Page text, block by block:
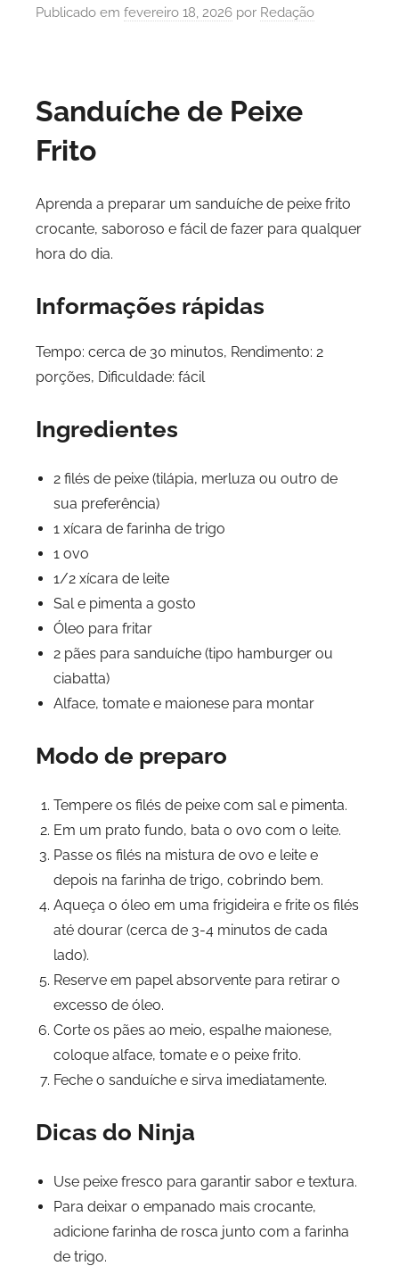
Publicado em fevereiro 18, 2026 por Redação
Sanduíche de Peixe
Frito
Aprenda a preparar um sanduíche de peixe frito
crocante, saboroso e fácil de fazer para qualquer
hora do dia.
Informações rápidas
Tempo: cerca de 30 minutos, Rendimento: 2
porções, Dificuldade: fácil
Ingredientes
2 filés de peixe (tilápia, merluza ou outro de
sua preferência)
1 xícara de farinha de trigo
1 ovo
1/2 xícara de leite
Sal e pimenta a gosto
Óleo para fritar
2 pães para sanduíche (tipo hamburger ou
ciabatta)
Alface, tomate e maionese para montar
Modo de preparo
Tempere os filés de peixe com sal e pimenta.
Em um prato fundo, bata o ovo com o leite.
Passe os filés na mistura de ovo e leite e
depois na farinha de trigo, cobrindo bem.
Aqueça o óleo em uma frigideira e frite os filés
até dourar (cerca de 3-4 minutos de cada
lado).
Reserve em papel absorvente para retirar o
excesso de óleo.
Corte os pães ao meio, espalhe maionese,
coloque alface, tomate e o peixe frito.
Feche o sanduíche e sirva imediatamente.
Dicas do Ninja
Use peixe fresco para garantir sabor e textura.
Para deixar o empanado mais crocante,
adicione farinha de rosca junto com a farinha
de trigo.